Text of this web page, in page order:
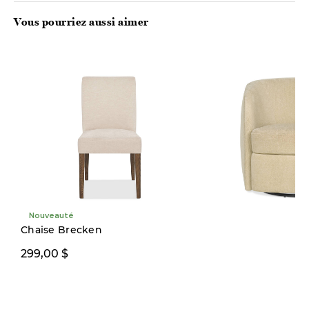
Vous pourriez aussi aimer
Nouveauté
Chaise Brecken
299,00 $